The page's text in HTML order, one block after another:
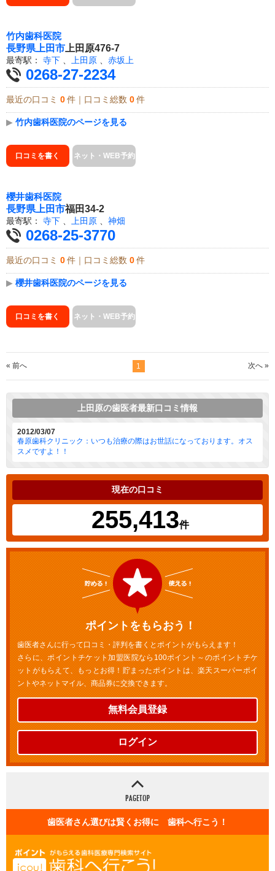
竹内歯科医院
長野県 上田市 上田原476-7
最寄駅： 寺下 上田原 赤坂上
0268-27-2234
最近の口コミ 0 件｜口コミ総数 0 件
▶ 竹内歯科医院のページを見る
口コミを書く ネット・WEB予約
櫻井歯科医院
長野県 上田市福田34-2
最寄駅： 寺下 上田原 神畑
0268-25-3770
最近の口コミ 0 件｜口コミ総数 0 件
▶ 櫻井歯科医院のページを見る
口コミを書く ネット・WEB予約
« 前へ 1 次へ »
上田原の歯医者最新口コミ情報
2012/03/07
春原歯科クリニック：いつも治療の際はお世話になっております。オス
スメですよ！！
現在の口コミ
255,413件
ポイントをもらおう！
歯医者さんに行って口コミ・評判を書くとポイントがもらえます！
さらに、ポイントチケット加盟医院なら100ポイント～のポイントチケ
ットがもらえて、もっとお得！貯まったポイントは、楽天スーパーポイ
ントやネットマイル、商品券に交換できます。
無料会員登録
ログイン
歯医者さん選びは賢くお得に 歯科へ行こう！